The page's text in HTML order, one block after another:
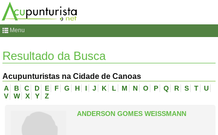
Menu
Resultado da Busca
Acupunturistas na Cidade de Canoas
A B C D E F G H I J K L M N O P Q R S T
U
V
W X Y Z
ANDERSON GOMES WEISSMANN